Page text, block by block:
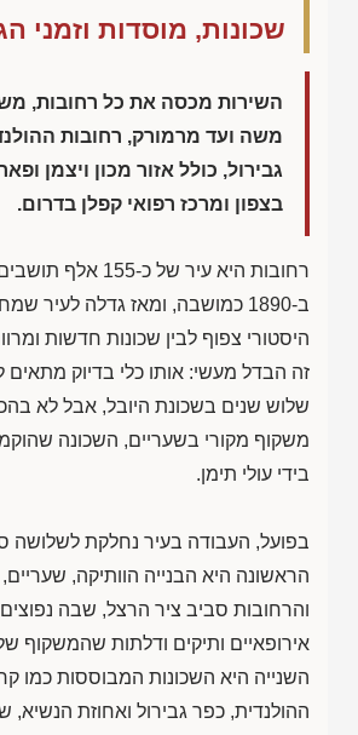
שכונות, מוסדות וזמני
השירות מכסה את כל רחובות,
משה ועד מרמורק, רחובות
גבירול, כולל אזור מכון ויצמן
בצפון ומרכז רפואי קפלן בדרום.
רחובות היא עיר של כ-
ב-1890 כמושבה, ומאז גדלה לעיר
היסטורי צפוף לבין שכונות חדשות
זה הבדל מעשי: אותו כלי בדיוק מתאים
שלוש שנים בשכונת היובל, אבל לא
בידי עולי תימן.
בפועל, העבודה בעיר נחלקת לשלושה
הראשונה היא הבנייה הוותיקה,
והרחובות סביב ציר הרצל, שבה נפוצים
אירופאיים ותיקים ודלתות שהמשקוף
השנייה היא השכונות המבוססות כמו
ההולנדית, כפר גבירול ואחוזת הנשיא,